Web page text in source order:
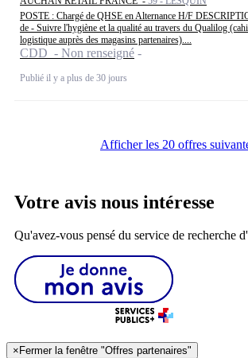
POSTE : Chargé de QHSE en Alternance H/F
de - Suivre l'hygiène et la qualité au travers du Qualilog
logistique auprès des magasins partenaires)....
CDD - Non renseigné
Publié il y a plus de 30 jours
Afficher les 20 offres
Votre avis nous intéresse
Qu'avez-vous pensé du service de recherche
× Fermer la fenêtre "Offres partenaires"